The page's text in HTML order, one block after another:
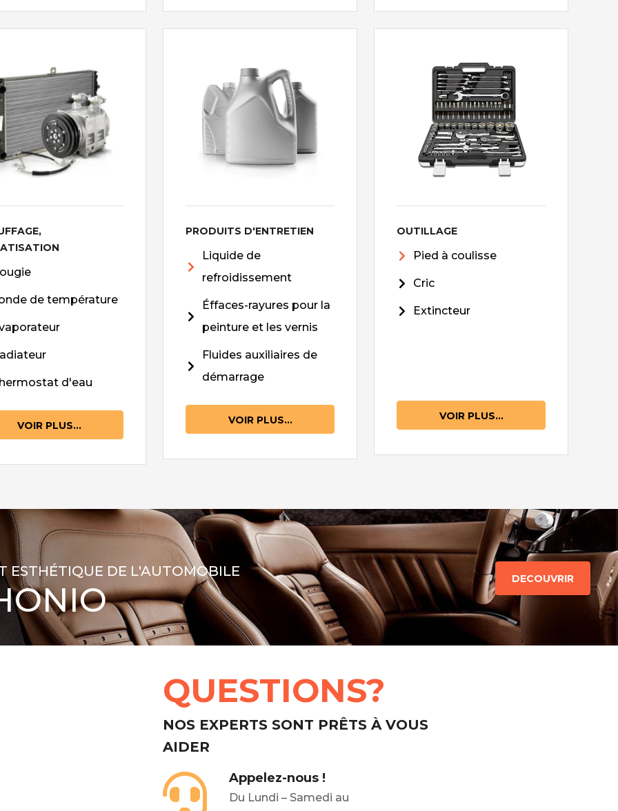
de température
d'eau
VOIR PLUS...
PRODUITS D'ENTRETIEN
Liquide de
refroidissement
Éffaces-rayures pour la
peinture et les vernis
Fluides auxiliaires de
démarrage
VOIR PLUS...
OUTILLAGE
Pied à coulisse
Cric
Extincteur
VOIR PLUS...
ESTHÉTIQUE DE L'AUTOMOBILE DECOUVRIR
QUESTIONS?
NOS EXPERTS SONT PRÊTS À VOUS
AIDER
Appelez-nous !
Du Lundi – Samedi au